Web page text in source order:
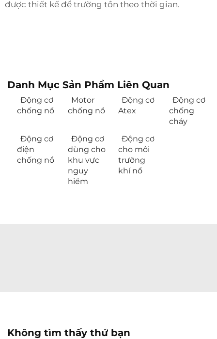
được thiết kế để trường tồn theo thời gian.
Danh Mục Sản Phẩm Liên Quan
Động cơ
chống nổ
Motor
chống nổ
Động cơ
Atex
Động cơ
chống
cháy
Động cơ
điện
chống nổ
Động cơ
dùng cho
khu vực
nguy
hiểm
Động cơ
cho môi
trường
khí nổ
Không tìm thấy thứ bạn